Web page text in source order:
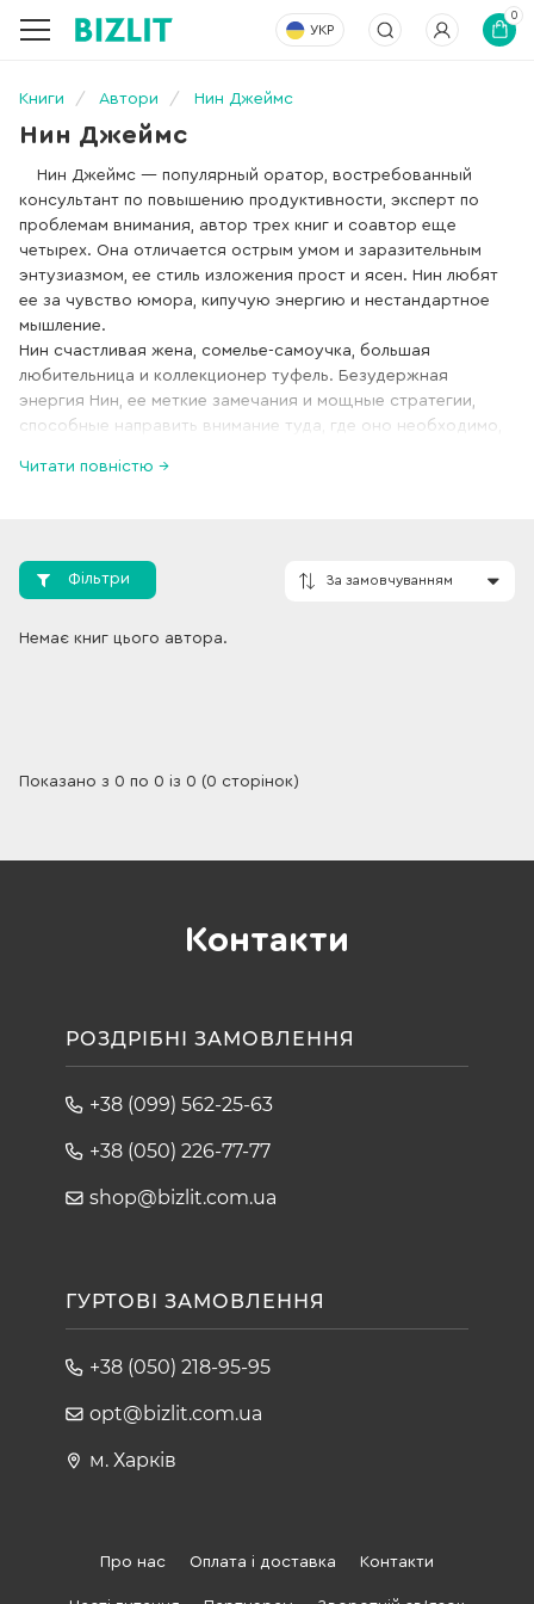
УКР
0
Книги Автори Нин Джеймс
Нин Джеймс
Нин Джеймс — популярный оратор, востребованный
консультант по повышению продуктивности, эксперт по
проблемам внимания, автор трех книг и соавтор еще
четырех. Она отличается острым умом и заразительным
энтузиазмом, ее стиль изложения прост и ясен. Нин любят
ее за чувство юмора, кипучую энергию и нестандартное
мышление.
Нин счастливая жена, сомелье-самоучка, большая
любительница и коллекционер туфель. Безудержная
энергия Нин, ее меткие замечания и мощные стратегии,
способные направить внимание туда, где оно необходимо,
результатов во всех начинаниях.
Читати повністю →
Фільтри
Немає книг цього автора.
Показано з 0 по 0 із 0 (0 сторінок)
Контакти
РОЗДРІБНІ ЗАМОВЛЕННЯ
+38 (099) 562-25-63
+38 (050) 226-77-77
shop@bizlit.com.ua
ГУРТОВІ ЗАМОВЛЕННЯ
+38 (050) 218-95-95
opt@bizlit.com.ua
м. Харків
Про нас Оплата і доставка Контакти